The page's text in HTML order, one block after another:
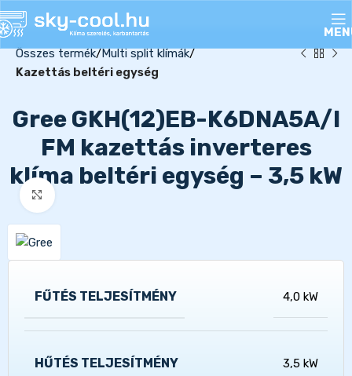
Összes termék Multi split klímák
Kazettás beltéri egység
Gree GKH(12)EB-K6DNA5A/I
FM kazettás inverteres
klíma beltéri egység – 3,5 kW
Kattints a nagyításhoz
FŰTÉS TELJESÍTMÉNY 4,0 kW
HŰTÉS TELJESÍTMÉNY 3,5 kW